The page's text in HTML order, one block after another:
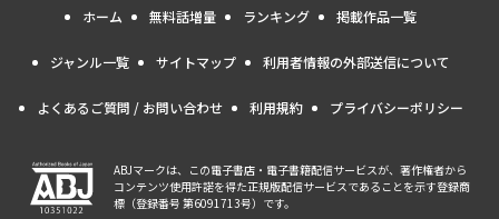
ホーム 無料話増量 ランキング 掲載作品一覧
ジャンル一覧 サイトマップ 利用者情報の外部送信について
よくあるご質問 / お問い合わせ 利用規約 プライバシーポリシー
ABJマークは、この電子書店・電子書籍配信サービスが、著作権者から
コンテンツ使用許諾を得た正規版配信サービスであることを示す登録商
標（登録番号 第6091713号）です。